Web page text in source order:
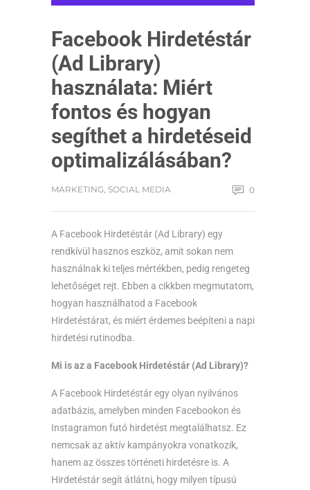
Facebook Hirdetéstár
(Ad Library)
használata: Miért
fontos és hogyan
segíthet a hirdetéseid
optimalizálásában?
MARKETING SOCIAL MEDIA 0
A Facebook Hirdetéstár (Ad Library) egy
rendkívül hasznos eszköz, amit sokan nem
használnak ki teljes mértékben, pedig rengeteg
lehetőséget rejt. Ebben a cikkben megmutatom,
hogyan használhatod a Facebook
Hirdetéstárat, és miért érdemes beépíteni a napi
hirdetési rutinodba.
Mi is az a Facebook Hirdetéstár (Ad Library)?
A Facebook Hirdetéstár egy olyan nyilvános
adatbázis, amelyben minden Facebookon és
Instagramon futó hirdetést megtalálhatsz. Ez
nemcsak az aktív kampányokra vonatkozik,
hanem az összes történeti hirdetésre is. A
Hirdetéstár segít átlátni, hogy milyen típusú